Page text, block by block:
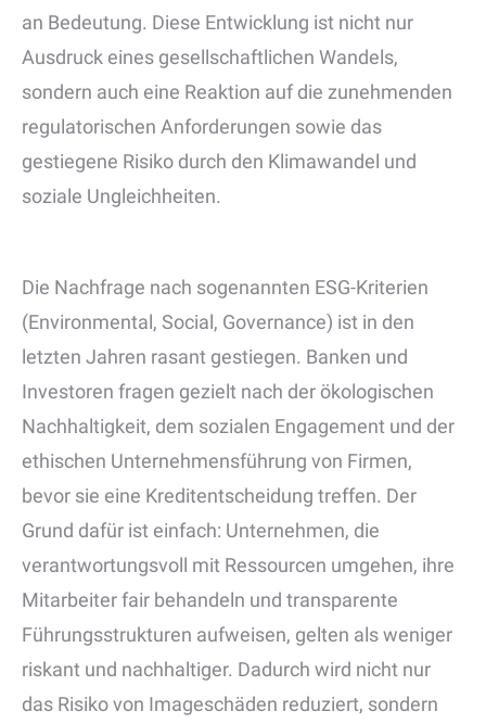
an Bedeutung. Diese Entwicklung ist nicht nur
Ausdruck eines gesellschaftlichen Wandels,
sondern auch eine Reaktion auf die zunehmenden
regulatorischen Anforderungen sowie das
gestiegene Risiko durch den Klimawandel und
soziale Ungleichheiten.
Die Nachfrage nach sogenannten ESG-Kriterien
(Environmental, Social, Governance) ist in den
letzten Jahren rasant gestiegen. Banken und
Investoren fragen gezielt nach der ökologischen
Nachhaltigkeit, dem sozialen Engagement und der
ethischen Unternehmensführung von Firmen,
bevor sie eine Kreditentscheidung treffen. Der
Grund dafür ist einfach: Unternehmen, die
verantwortungsvoll mit Ressourcen umgehen, ihre
Mitarbeiter fair behandeln und transparente
Führungsstrukturen aufweisen, gelten als weniger
riskant und nachhaltiger. Dadurch wird nicht nur
das Risiko von Imageschäden reduziert, sondern